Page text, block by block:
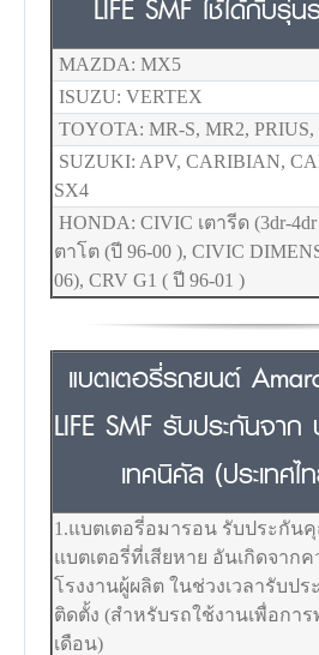
MAZDA: MX5
ISUZU: VERTEX
TOYOTA: MR-S, MR2,
SUZUKI: APV, CARIBIAN,
SX4
HONDA: CIVIC เตารีด (3dr-
ตาโต (ปี 96-00 ), CIVIC
06), CRV G1 ( ปี 96-01 )
แบตเตอรี่รถยนต์
LIFE SMF รับประกันจา
เทคนิคัล (ประเทศ
1.แบตเตอรี่อมารอน รับประกัน
แบตเตอรี่ที่เสียหาย อันเกิดจาก
โรงงานผู้ผลิต ในช่วงเวลารับป
ติดตั้ง (สำหรับรถใช้งานเพื่อกา
เดือน)